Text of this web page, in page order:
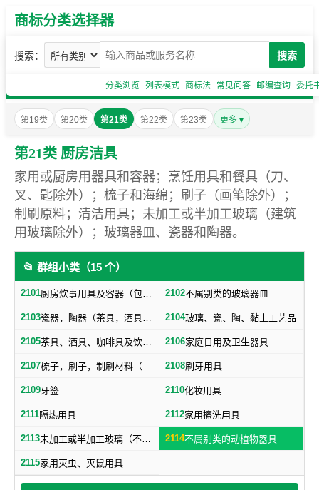
商标分类选择器
搜索： 搜索
分类浏览 列表模式 商标法 常见问答 邮编查询 委托
第19类 第20类 第21类 第22类 第23类 更多 ▾
第21类 厨房洁具
家用或厨房用器具和容器；烹饪用具和餐具（刀、
叉、匙除外）；梳子和海绵；刷子（画笔除外）；
制刷原料；清洁用具；未加工或半加工玻璃（建筑
用玻璃除外）；玻璃器皿、瓷器和陶器。
📂 群组小类（15 个）
2101 厨房炊事用具及容器（包括不属别类的餐具） 2102不属别类的玻璃器皿
2103 瓷器，陶器（茶具，酒具除外） 2104玻璃、瓷、陶、黏土工艺品
2105 茶具、酒具、咖啡具及饮水用具 2106家庭日用及卫生器具
2107 梳子，刷子，制刷材料（不包括牙刷） 2108刷牙用具
2109牙签 2110化妆用具
2111隔热用具 2112家用擦洗用具
2113 未加工或半加工玻璃（不包括建筑用玻璃） 2114不属别类的动植物器具
2115家用灭虫、灭鼠用具